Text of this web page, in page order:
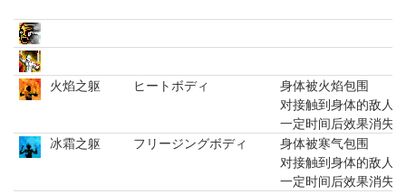
火焰之躯 ヒートボディ
身体被火焰包围
对接触到身体的敌人
一定时间后效果消失
冰霜之躯
フリージングボディ
身体被寒气包围
对接触到身体的敌人
一定时间后效果消失